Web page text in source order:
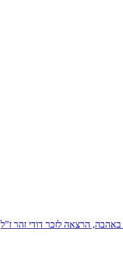
הרצאה לזכר דודי זהר ז”ל